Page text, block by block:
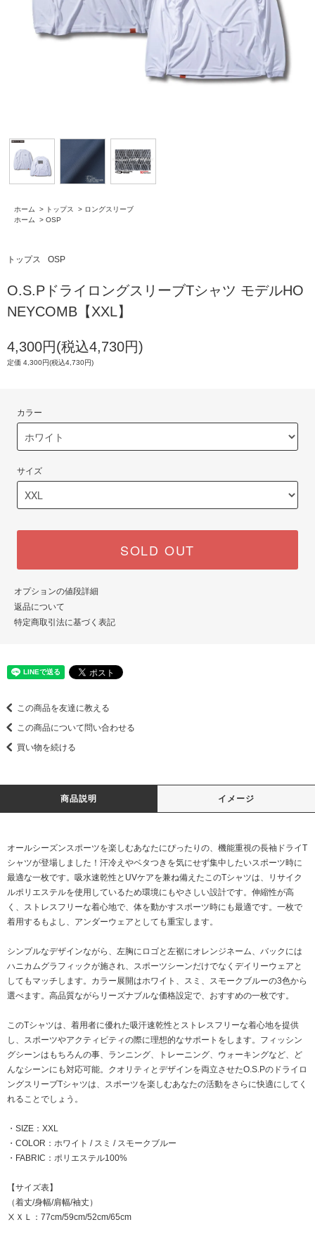
ホーム > トップス > ロングスリーブ
ホーム
> OSP
トップス OSP
O.S.PドライロングスリーブTシャツ モデルHO
NEYCOMB【XXL】
4,300円(税込4,730円)
定価 4,300円(税込4,730円)
カラー
サイズ
SOLD OUT
オプションの値段詳細
返品について
特定商取引法に基づく表記
この商品を友達に教える
この商品について問い合わせる
買い物を続ける
商品説明 イメージ
オールシーズンスポーツを楽しむあなたにぴったりの、機能重視の長袖ドライT
シャツが登場しました！汗冷えやベタつきを気にせず集中したいスポーツ時に
最適な一枚です。吸水速乾性とUVケアを兼ね備えたこのTシャツは、リサイク
ルポリエステルを使用しているため環境にもやさしい設計です。伸縮性が高
く、ストレスフリーな着心地で、体を動かすスポーツ時にも最適です。一枚で
着用するもよし、アンダーウェアとしても重宝します。
シンプルなデザインながら、左胸にロゴと左裾にオレンジネーム、バックには
ハニカムグラフィックが施され、スポーツシーンだけでなくデイリーウェアと
してもマッチします。カラー展開はホワイト、スミ、スモークブルーの3色から
選べます。高品質ながらリーズナブルな価格設定で、おすすめの一枚です。
このTシャツは、着用者に優れた吸汗速乾性とストレスフリーな着心地を提供
し、スポーツやアクティビティの際に理想的なサポートをします。フィッシン
グシーンはもちろんの事、ランニング、トレーニング、ウォーキングなど、ど
んなシーンにも対応可能。クオリティとデザインを両立させたO.S.Pのドライロ
ングスリーブTシャツは、スポーツを楽しむあなたの活動をさらに快適にしてく
れることでしょう。
・SIZE：XXL
・COLOR：ホワイト / スミ / スモークブルー
・FABRIC：ポリエステル100%
【サイズ表】
（着丈/身幅/肩幅/袖丈）
ⅩＸＬ：77cm/59cm/52cm/65cm